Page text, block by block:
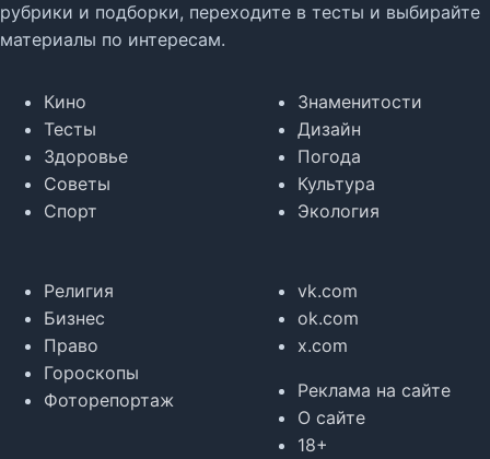
рубрики и подборки, переходите в тесты и выбирайте
материалы по интересам.
Кино
Тесты
Здоровье
Советы
Спорт
Знаменитости
Дизайн
Погода
Культура
Экология
Религия
Бизнес
Право
Гороскопы
Фоторепортаж
vk.com
ok.com
x.com
Реклама на сайте
О сайте
18+